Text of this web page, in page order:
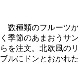
数種類のフルーツ
く季節のあまおうサ
らを注文。北欧風の
ブルにドンとおかれ